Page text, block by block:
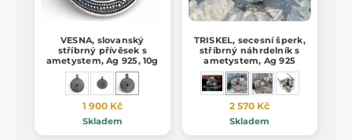
VESNA, slovanský
stříbrný přívěsek s
ametystem, Ag 925, 10g
1 900 Kč
Skladem
TRISKEL, secesní šperk,
stříbrný náhrdelník s
ametystem, Ag 925
2 570 Kč
Skladem